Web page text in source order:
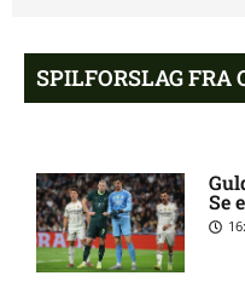
Atlético forbereder bud på
Tottenham-anfører
målmand til Spanien
Roma enig med Atlético om
SPILFORSLAG FRA
Se